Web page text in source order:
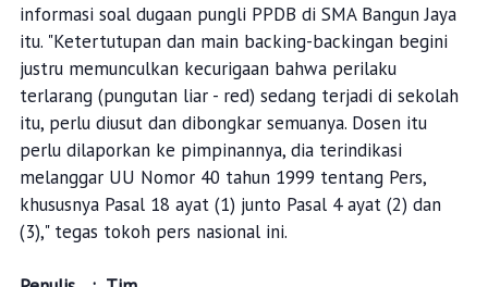
informasi soal dugaan pungli PPDB di SMA Bangun Jaya
itu. "Ketertutupan dan main backing-backingan begini
justru memunculkan kecurigaan bahwa perilaku
terlarang (pungutan liar - red) sedang terjadi di sekolah
itu, perlu diusut dan dibongkar semuanya. Dosen itu
perlu dilaporkan ke pimpinannya, dia terindikasi
melanggar UU Nomor 40 tahun 1999 tentang Pers,
khususnya Pasal 18 ayat (1) junto Pasal 4 ayat (2) dan
(3)," tegas tokoh pers nasional ini.